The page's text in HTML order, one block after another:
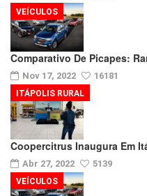
Comparativo De Picapes:
Nov 17, 2022 16181
VEÍCULOS
Coopercitrus Inaugura Em
Abr 27, 2022 5139
ITÁPOLIS RURAL
VEÍCULOS